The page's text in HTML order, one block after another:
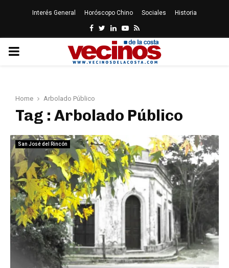
Interés General Horóscopo Chino Sociales Historia
Facebook
Twitter
LinkedinYoutube
Rss
PRIMARY
Home Arbolado Público
Tag : Arbolado Público
San José del Rincón